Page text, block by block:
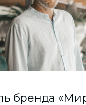
бренда
на
данных